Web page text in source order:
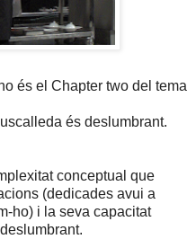
és el Chapter two del tema
és deslumbrant.
conceptual que
(dedicades avui a
ho) i la seva capacitat